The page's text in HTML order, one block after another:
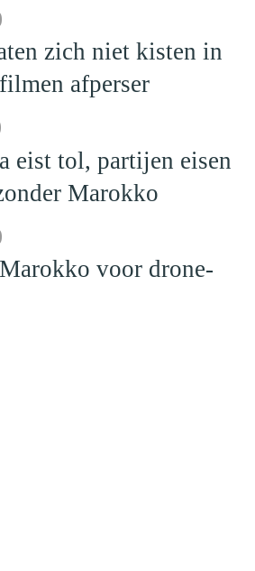
zich niet kisten in
afperser
eist tol, partijen eisen
Marokko
voor drone-